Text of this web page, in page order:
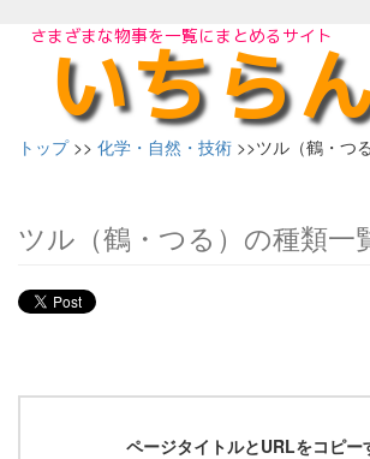
トップ >> 化学・自然・技術 >>ツル（鶴・つ
ツル（鶴・つる）の種類一
ページタイトルとURLをコピー